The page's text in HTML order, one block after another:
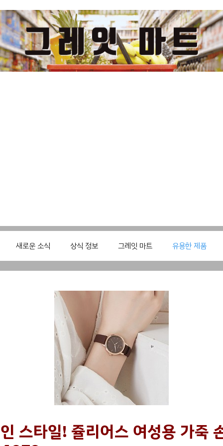
새로운 소식 상식 정보 그레잇 마트 유용한 제품
스타일! 쥴리어스 여성용 가죽